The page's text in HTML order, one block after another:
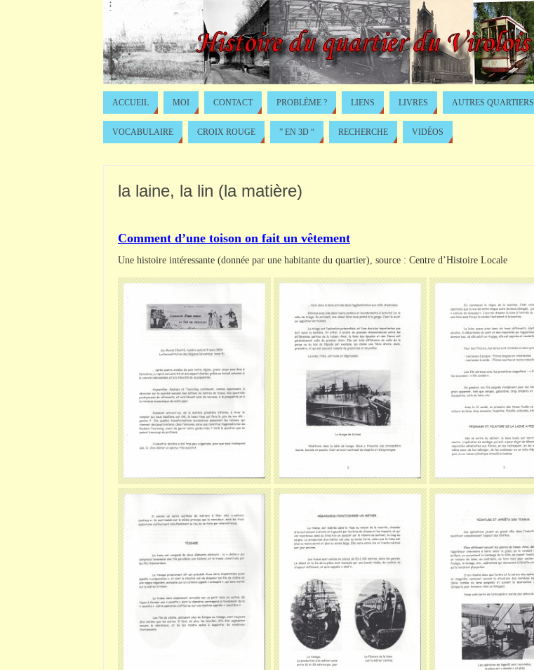
ACCUEIL MOI CONTACT PROBLÈME ? LIENS LIVRES AUTRES QUARTIERS
VOCABULAIRE CROIX ROUGE ” EN 3D “ RECHERCHE VIDÉOS
la laine, la lin (la matière)
Comment d’une toison on fait un vêtement
Une histoire intéressante (donnée par une habitante du quartier), source : Centre d’Histoire Locale